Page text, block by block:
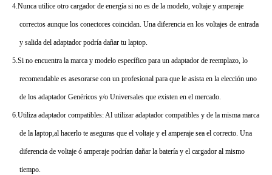
4.Nunca utilice otro cargador de energía si no es de la modelo, voltaje y amperaje
correctos aunque los conectores coincidan. Una diferencia en los voltajes de entrada
y salida del adaptador podría dañar tu laptop.
5.Si no encuentra la marca y modelo específico para un adaptador de reemplazo, lo
recomendable es asesorarse con un profesional para que le asista en la elección uno
de los adaptador Genéricos y/o Universales que existen en el mercado.
6.Utiliza adaptador compatibles: Al utilizar adaptador compatibles y de la misma marca
de la laptop,al hacerlo te aseguras que el voltaje y el amperaje sea el correcto. Una
diferencia de voltaje ó amperaje podrían dañar la batería y el cargador al mismo
tiempo.